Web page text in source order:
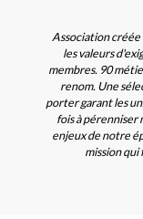
Association
les valeurs
membres. 90
renom. Une
porter garant les
fois à pérenniser
enjeux de notre
mission